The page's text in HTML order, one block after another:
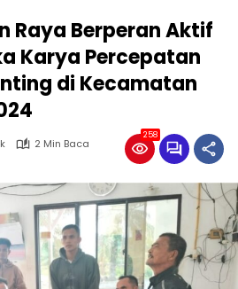
Raya Berperan Aktif
Karya Percepatan
di Kecamatan
2 Min Baca
258